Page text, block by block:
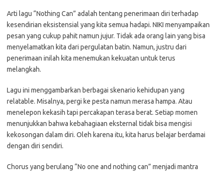
Arti lagu “Nothing Can” adalah tentang penerimaan diri terhadap
kesendirian eksistensial yang kita semua hadapi. NIKI menyampaikan
pesan yang cukup pahit namun jujur. Tidak ada orang lain yang bisa
menyelamatkan kita dari pergulatan batin. Namun, justru dari
penerimaan inilah kita menemukan kekuatan untuk terus
melangkah.
Lagu ini menggambarkan berbagai skenario kehidupan yang
relatable. Misalnya, pergi ke pesta namun merasa hampa. Atau
menelepon kekasih tapi percakapan terasa berat. Setiap momen
menunjukkan bahwa kebahagiaan eksternal tidak bisa mengisi
kekosongan dalam diri. Oleh karena itu, kita harus belajar berdamai
dengan diri sendiri.
Chorus yang berulang “No one and nothing can” menjadi mantra